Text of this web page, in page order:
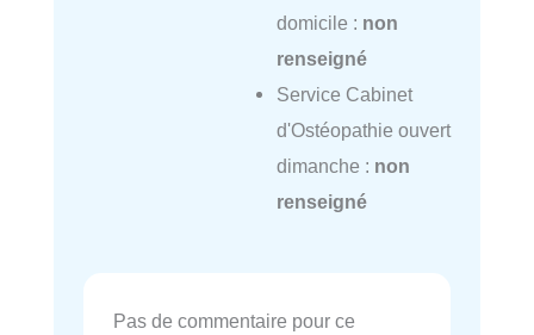
domicile : non
renseigné
Service Cabinet
d'Ostéopathie ouvert
dimanche : non
renseigné
Pas de commentaire pour ce